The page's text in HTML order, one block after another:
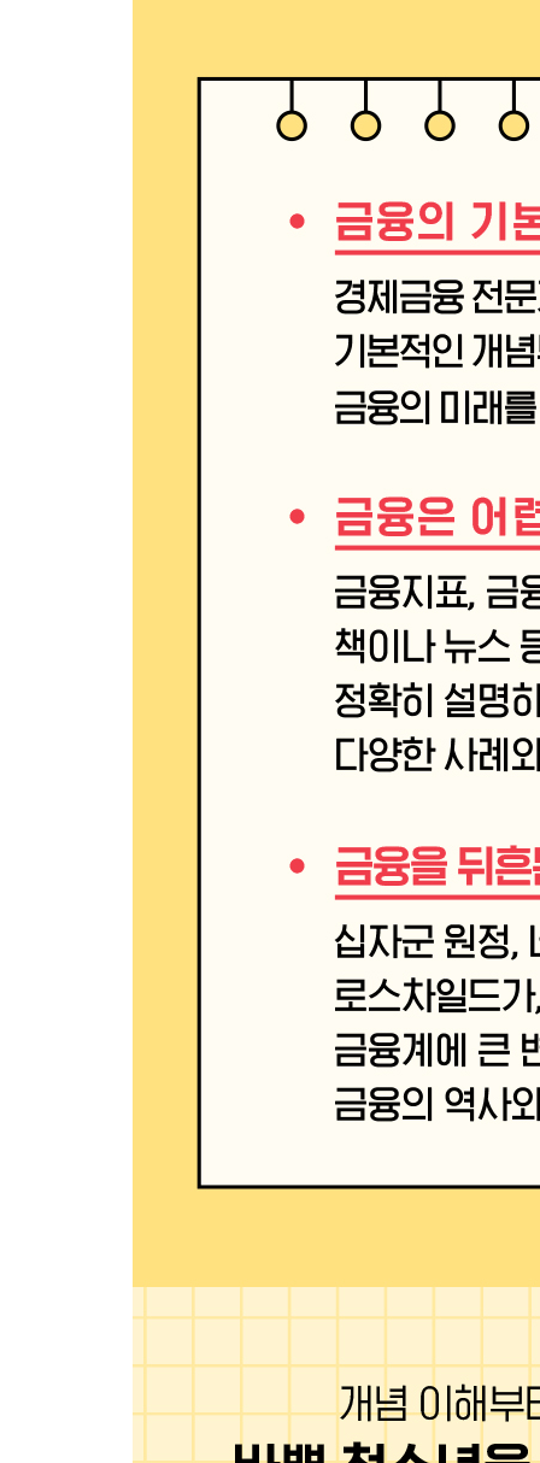
086 양적 완화와 테이퍼링 : 경기가 나쁠 때 중앙
089 금산 분리 : 삼성은행이나 LG은행은 왜 없을까?
090 공시 : 뉴스에 나오지 않는 기업의 정보는 어떻
091 전자 서명 인증 : 온라인으로 금융 거래를 할
092 오픈 뱅킹 : 은행 앱 하나로 다른 은행 계좌까
093 연말 정산 : 이미 낸 세금을 다시 돌려주기도
094 마이 데이터 : 나에게 딱 맞는 금융 상품은 어
금융으로 세상 읽기 Ⅷ 청소년의 주식투자, 괜찮
095 핀테크 : IT 기술이 금융 서비스와 만나면 어떤
097 블록체인 : 은행 없이도 금융 시스템이 유지될
098 로보어드바이저 : 자산을 관리해 주는 AI 집사
099 NFT : 가상의 디지털 자산에도 진품 증명서가
100 조각 투자 : 단돈 5,000원으로 건물주가 되는
금융으로 세상 읽기 Ⅸ 빨라지는 금융의 디지털화